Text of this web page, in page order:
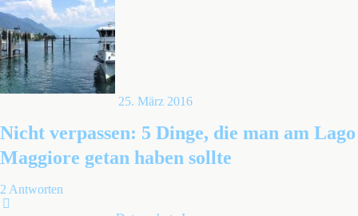
25. März 2016
Nicht verpassen: 5 Dinge, die man am Lago
Maggiore getan haben sollte
2 Antworten